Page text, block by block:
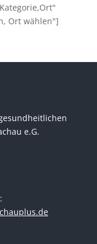
Ort wählen"]
e.G.